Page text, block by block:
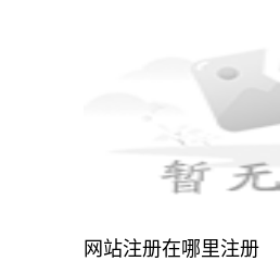
网站注册在哪里注册